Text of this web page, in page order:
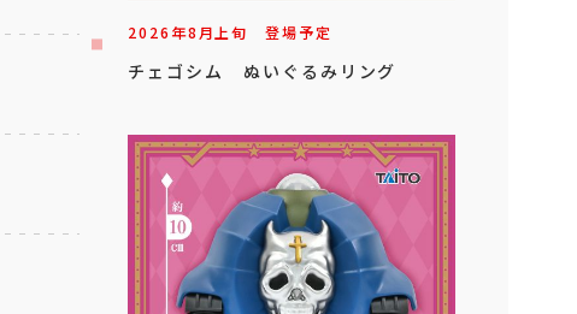
2026年8月上旬 登場予定
チェゴシム ぬいぐるみリング